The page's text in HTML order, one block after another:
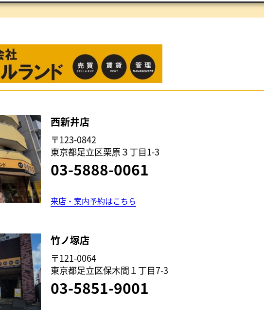
西新井店
〒123-0842
東京都足立区栗原３丁目1-3
03-5888-0061
来店・案内予約はこちら
竹ノ塚店
〒121-0064
東京都足立区保木間１丁目7-3
03-5851-9001